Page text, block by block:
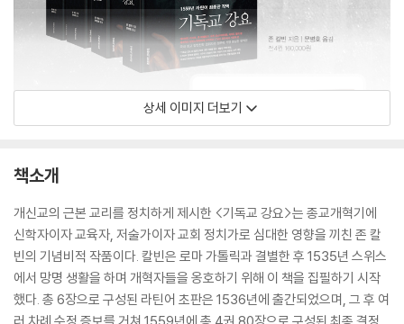
상세 이미지 더보기
책소개
개신교의 근본 교리를 정치하게 제시한 <기독교 강요>는 종교개혁기에
신학자이자 교육자, 저술가이자 교회 정치가로 심대한 영향을 끼친 존 칼
빈의 기념비적 작품이다. 칼빈은 로마 가톨릭과 결별한 후 1535년 스위스
에서 망명 생활을 하며 개혁자들을 옹호하기 위해 이 책을 집필하기 시작
했다. 총 6장으로 구성된 라틴어 초판은 1536년에 출간되었으며, 그 후 여